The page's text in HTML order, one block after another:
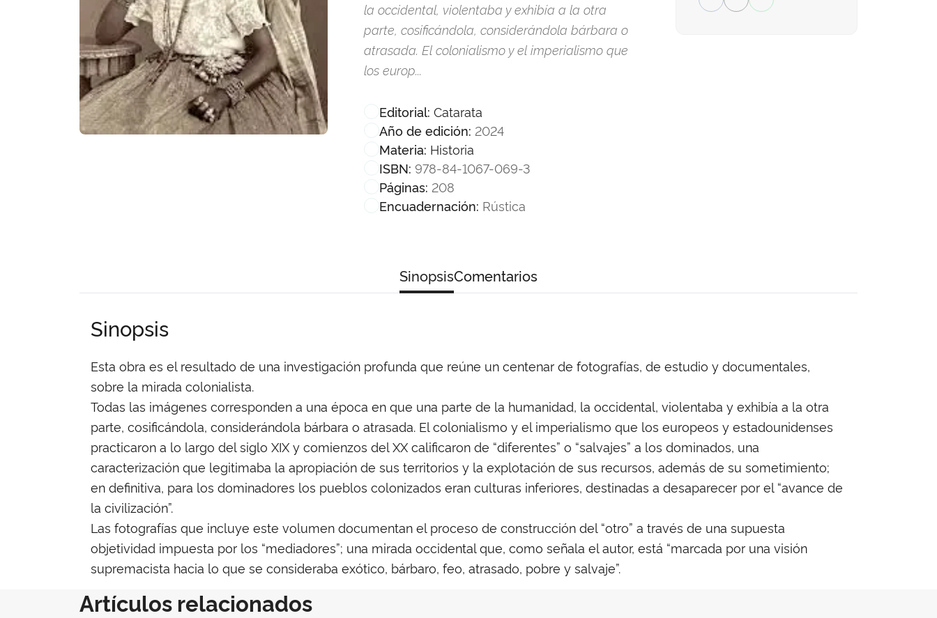
la occidental, violentaba y exhibía a la otra
parte, cosificándola, considerándola bárbara o
atrasada. El colonialismo y el imperialismo que
los europ...
Editorial: Catarata
Año de edición: 2024
Materia: Historia
ISBN: 978-84-1067-069-3
Páginas: 208
Encuadernación: Rústica
SinopsisComentarios
Sinopsis
Esta obra es el resultado de una investigación profunda que reúne un centenar de fotografías, de estudio y documentales,
sobre la mirada colonialista.
Todas las imágenes corresponden a una época en que una parte de la humanidad, la occidental, violentaba y exhibía a la otra
parte, cosificándola, considerándola bárbara o atrasada. El colonialismo y el imperialismo que los europeos y estadounidenses
practicaron a lo largo del siglo XIX y comienzos del XX calificaron de “diferentes” o “salvajes” a los dominados, una
caracterización que legitimaba la apropiación de sus territorios y la explotación de sus recursos, además de su sometimiento;
en definitiva, para los dominadores los pueblos colonizados eran culturas inferiores, destinadas a desaparecer por el “avance de
la civilización”.
Las fotografías que incluye este volumen documentan el proceso de construcción del “otro” a través de una supuesta
objetividad impuesta por los “mediadores”; una mirada occidental que, como señala el autor, está “marcada por una visión
supremacista hacia lo que se consideraba exótico, bárbaro, feo, atrasado, pobre y salvaje”.
Artículos relacionados